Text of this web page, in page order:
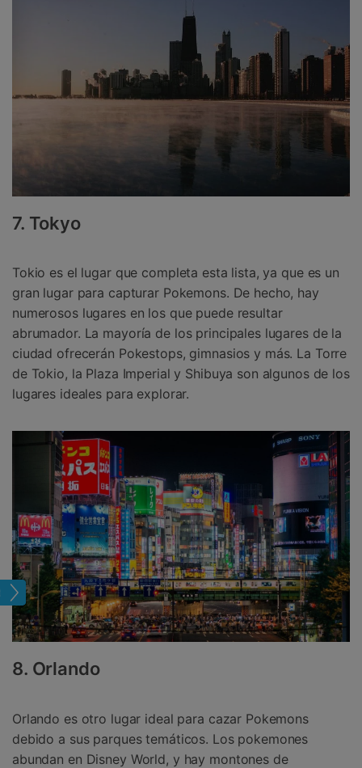
7. Tokyo
Tokio es el lugar que completa esta lista, ya que es un
gran lugar para capturar Pokemons. De hecho, hay
numerosos lugares en los que puede resultar
abrumador. La mayoría de los principales lugares de la
ciudad ofrecerán Pokestops, gimnasios y más. La Torre
de Tokio, la Plaza Imperial y Shibuya son algunos de los
lugares ideales para explorar.
8. Orlando
Orlando es otro lugar ideal para cazar Pokemons
debido a sus parques temáticos. Los pokemones
abundan en Disney World, y hay montones de